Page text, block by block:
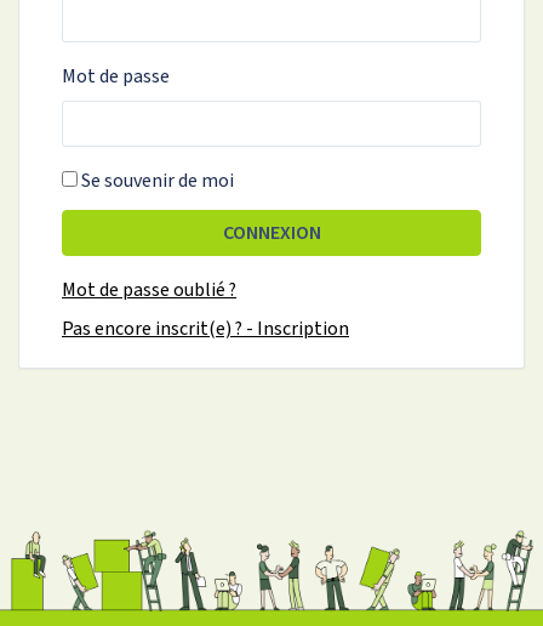
Mot de passe
Se souvenir de moi
CONNEXION
Mot de passe oublié ?
Pas encore inscrit(e) ? - Inscription